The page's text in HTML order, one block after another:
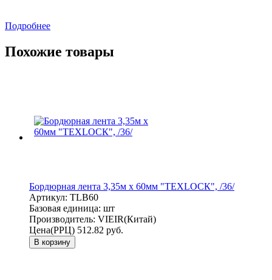
Подробнее
Похожие товары
Бордюрная лента 3,35м х 60мм "ТЕХLОСК", /36/
Артикул: TLB60
Базовая единица: шт
Производитель: VIEIR(Китай)
Цена(РРЦ) 512.82 руб.
В корзину